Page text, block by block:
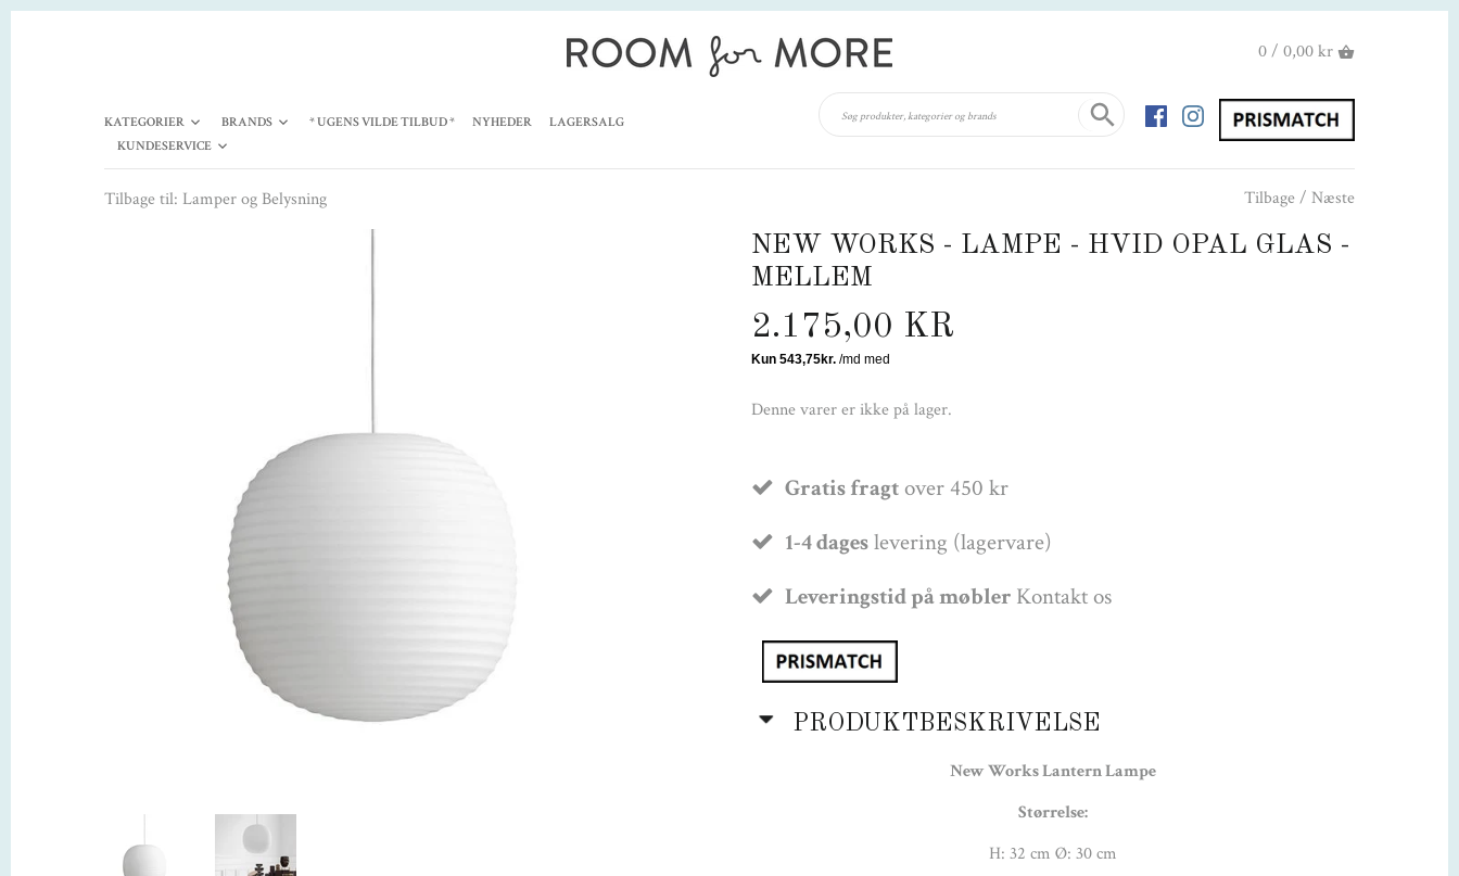
0 / 0,00 kr
KATEGORIER BRANDS * UGENS VILDE TILBUD * NYHEDER
LAGERSALG
KUNDESERVICE
Tilbage til: Lamper og Belysning Tilbage / Næste
NEW WORKS - LAMPE - HVID OPAL GLAS -
MELLEM
2.175,00 KR
Denne varer er ikke på lager.
Gratis fragtover 450 kr
1-4 dageslevering (lagervare)
Leveringstid på møbler Kontakt os
PRODUKTBESKRIVELSE
New Works Lantern Lampe
Størrelse:
H: 32 cm Ø: 30 cm